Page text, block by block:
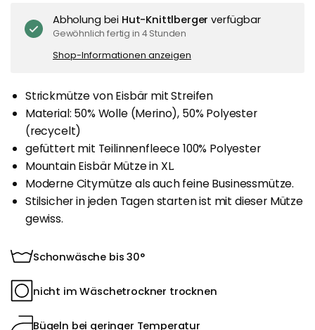
Abholung bei Hut-Knittlberger verfügbar
Gewöhnlich fertig in 4 Stunden
Shop-Informationen anzeigen
Strickmütze von Eisbär mit Streifen
Material: 50% Wolle (Merino), 50% Polyester
(recycelt)
gefüttert mit Teilinnenfleece 100% Polyester
Mountain Eisbär Mütze in XL.
Moderne Citymütze als auch feine Businessmütze.
Stilsicher in jeden Tagen starten ist mit dieser Mütze
gewiss.
Schonwäsche bis 30°
nicht im Wäschetrockner trocknen
Bügeln bei geringer Temperatur